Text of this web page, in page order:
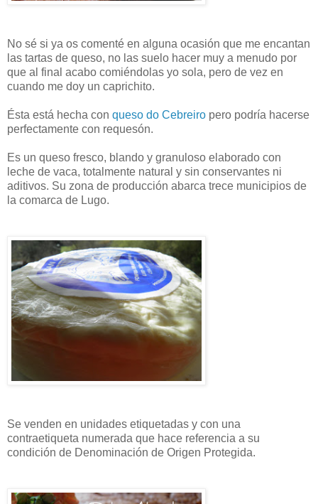
No sé si ya os comenté en alguna ocasión que me encantan
las tartas de queso, no las suelo hacer muy a menudo por
que al final acabo comiéndolas yo sola, pero de vez en
cuando me doy un caprichito.
Ésta está hecha con queso do Cebreiro pero podría hacerse
perfectamente con requesón.
Es un queso fresco, blando y granuloso elaborado con
leche de vaca, totalmente natural y sin conservantes ni
aditivos. Su zona de producción abarca trece municipios de
la comarca de Lugo.
Se venden en unidades etiquetadas y con una
contraetiqueta numerada que hace referencia a su
condición de Denominación de Origen Protegida.